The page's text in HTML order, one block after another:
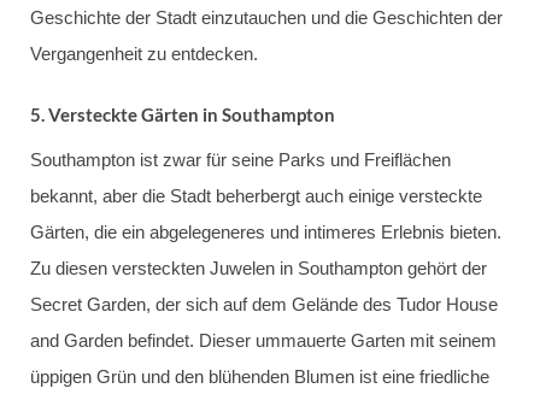
Geschichte der Stadt einzutauchen und die Geschichten der
Vergangenheit zu entdecken.
5.Versteckte Gärten in Southampton
Southampton ist zwar für seine Parks und Freiflächen
bekannt, aber die Stadt beherbergt auch einige versteckte
Gärten, die ein abgelegeneres und intimeres Erlebnis bieten.
Zu diesen versteckten Juwelen in Southampton gehört der
Secret Garden, der sich auf dem Gelände des Tudor House
and Garden befindet. Dieser ummauerte Garten mit seinem
üppigen Grün und den blühenden Blumen ist eine friedliche